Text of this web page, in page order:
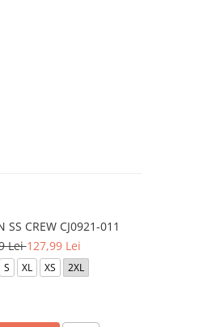
SS CREW CJ0921-011
Lei127,99 Lei
S XL XS 2XL